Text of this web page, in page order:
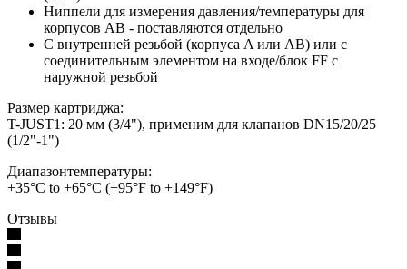
Ниппели для измерения давления/температуры для
корпусов AB - поставляются отдельно
С внутренней резьбой (корпуса A или AB) или с
соединительным элементом на входе/блок FF с
наружной резьбой
Размер картриджа:
T-JUST1: 20 мм (3/4"), применим для клапанов DN15/20/25
(1/2"-1")
Диапазонтемпературы:
+35°C to +65°C (+95°F to +149°F)
Отзывы